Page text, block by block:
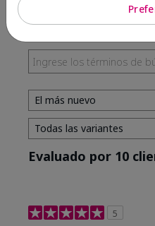
Evaluado por 10
5